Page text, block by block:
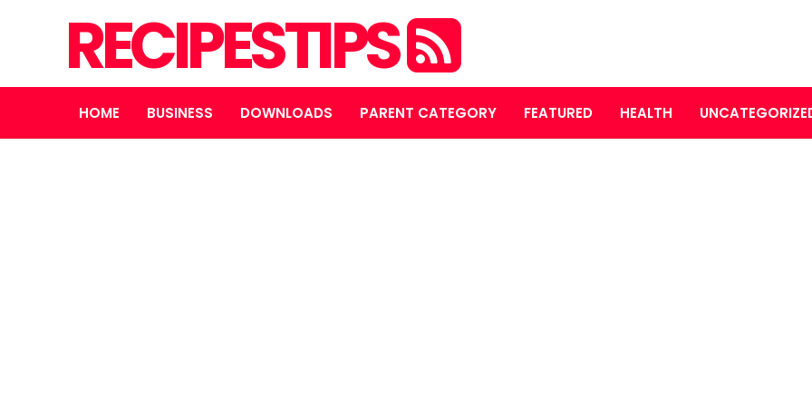
RECIPESTIPS
HOME BUSINESS DOWNLOADS PARENT CATEGORY FEATURED HEALTH